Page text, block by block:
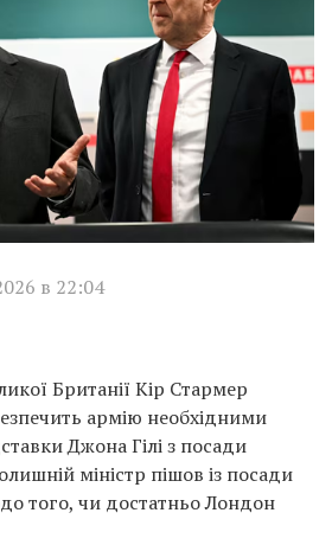
в 22:04
Британії Кір Стармер
армію необхідними
Джона Гілі з посади
міністр пішов із посади
того, чи достатньо Лондон